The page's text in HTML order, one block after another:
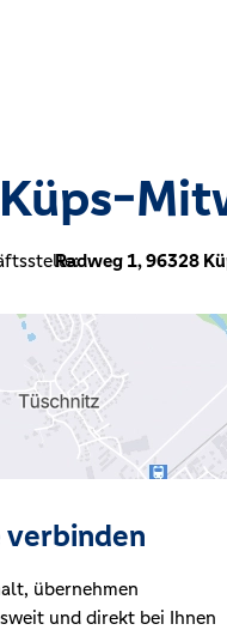
Radweg 1,96328
verbinden
übernehmen
und direkt bei Ihnen